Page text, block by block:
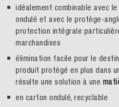
idéalement combinable avec
ondulé et avec le protège-
protection intégrale
marchandises
élimination facile pour le
produit protégé en plus dans
résulte une solution à une
en carton ondulé, recyclable